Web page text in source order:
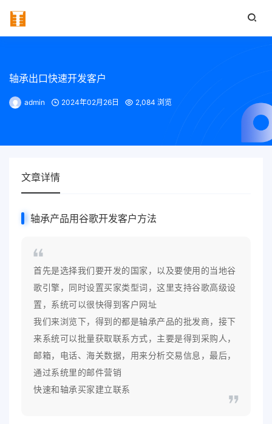
轴承出口快速开发客户
admin 2024年02月26日 2,084 浏览
文章详情
轴承产品用谷歌开发客户方法
首先是选择我们要开发的国家，以及要使用的当地谷
歌引擎，同时设置买家类型词，这里支持谷歌高级设
置，系统可以很快得到客户网址
我们来浏览下，得到的都是轴承产品的批发商，接下
来系统可以批量获取联系方式，主要是得到采购人，
邮箱，电话、海关数据，用来分析交易信息，最后，
通过系统里的邮件营销
快速和轴承买家建立联系